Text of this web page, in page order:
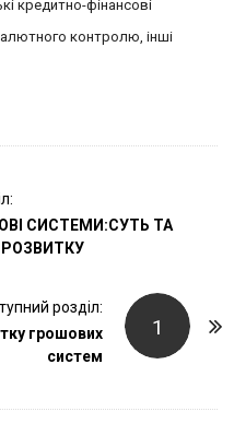
кредитно-фінансові
контролю, інші
СИСТЕМИ:СУТЬ ТА
РОЗВИТКУ
1
розділ:
грошових
систем